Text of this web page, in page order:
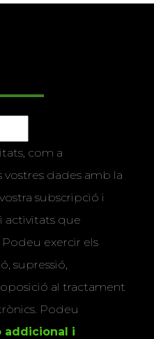
com a
vostres dades amb la
subscripció i
activitats que
Podeu exercir els
supressió,
al tractament
Podeu
addicional i